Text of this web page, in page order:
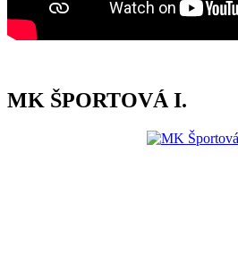
MK ŠPORTOVÁ I.